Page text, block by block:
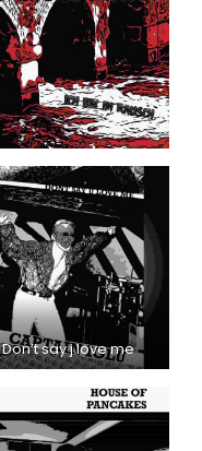
Don’t say j love me